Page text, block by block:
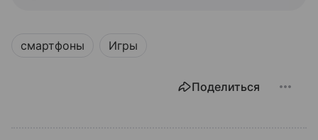
смартфоны Игры
Поделиться